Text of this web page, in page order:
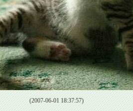
(2007-06-01 18:37:57)